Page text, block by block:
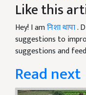
Like this
Hey! I amनिशा थापा.
suggestions to
suggestions and
Read next